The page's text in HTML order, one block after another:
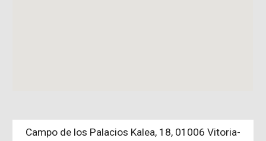
Campo de los Palacios Kalea, 18, 01006 Vitoria-